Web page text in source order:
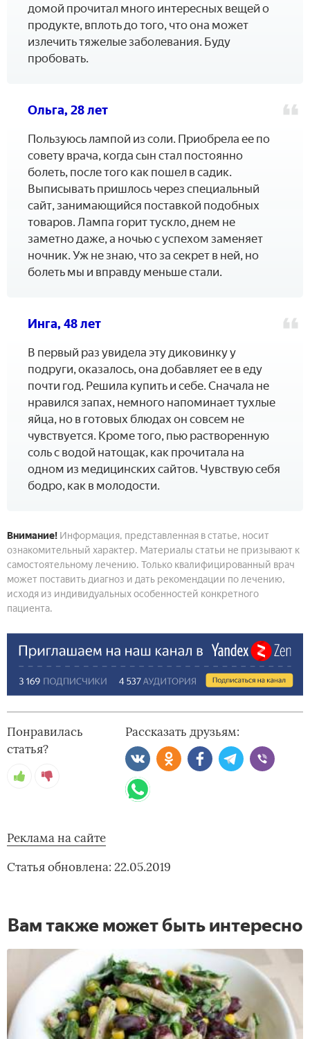
домой прочитал много интересных вещей о
продукте, вплоть до того, что она может
излечить тяжелые заболевания. Буду
пробовать.
Ольга, 28 лет
Пользуюсь лампой из соли. Приобрела ее по
совету врача, когда сын стал постоянно
болеть, после того как пошел в садик.
Выписывать пришлось через специальный
сайт, занимающийся поставкой подобных
товаров. Лампа горит тускло, днем не
заметно даже, а ночью с успехом заменяет
ночник. Уж не знаю, что за секрет в ней, но
болеть мы и вправду меньше стали.
Инга, 48 лет
В первый раз увидела эту диковинку у
подруги, оказалось, она добавляет ее в еду
почти год. Решила купить и себе. Сначала не
нравился запах, немного напоминает тухлые
яйца, но в готовых блюдах он совсем не
чувствуется. Кроме того, пью растворенную
соль с водой натощак, как прочитала на
одном из медицинских сайтов. Чувствую себя
бодро, как в молодости.
Внимание! Информация, представленная в статье, носит
ознакомительный характер. Материалы статьи не призывают к
самостоятельному лечению. Только квалифицированный врач
может поставить диагноз и дать рекомендации по лечению,
исходя из индивидуальных особенностей конкретного
пациента.
Понравилась
статья?
Рассказать друзьям:
Реклама на сайте
Статья обновлена: 22.05.2019
Вам также может быть интересно